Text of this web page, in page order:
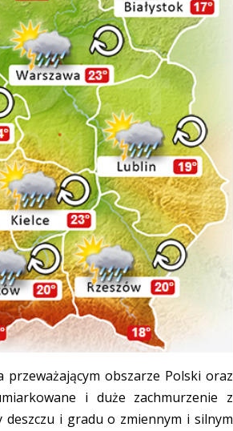
obszarze Polski oraz
i duże zachmurzenie z
i gradu o zmiennym i silnym